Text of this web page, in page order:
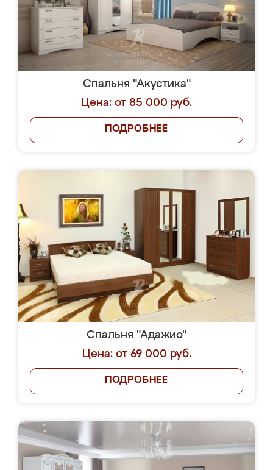
Спальня "Акустика"
Цена: от 85 000 руб.
ПОДРОБНЕЕ
Спальня "Адажио"
Цена: от 69 000 руб.
ПОДРОБНЕЕ